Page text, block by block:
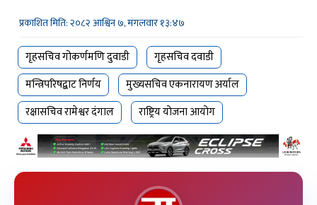
प्रकाशित मिति: २०८२ आश्विन ७, मंगलवार १३:४७
गृहसचिव गोकर्णमणि दुवाडी
गृहसचिव दवाडी
मन्त्रिपरिषद्बाट निर्णय
मुख्यसचिव एकनारायण अर्याल
रक्षासचिव रामेश्वर दंगाल
राष्ट्रिय योजना आयोग